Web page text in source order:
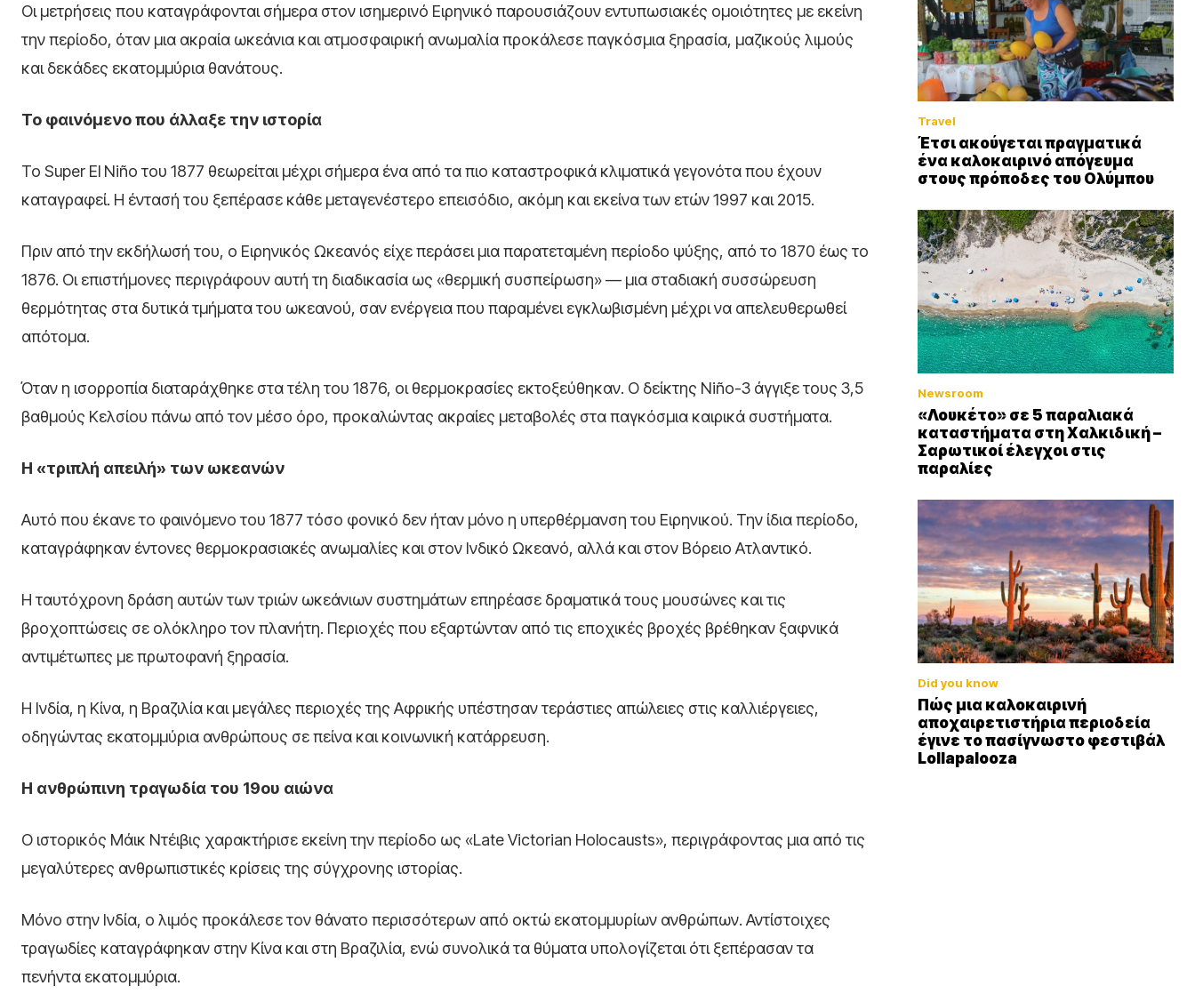
Οι μετρήσεις που καταγράφονται σήμερα στον ισημερινό Ειρηνικό παρουσιάζουν εντυπωσιακές ομοιότητες με εκείνη
την περίοδο, όταν μια ακραία ωκεάνια και ατμοσφαιρική ανωμαλία προκάλεσε παγκόσμια ξηρασία, μαζικούς λιμούς
και δεκάδες εκατομμύρια θανάτους.
Το φαινόμενο που άλλαξε την ιστορία
Το Super El Niño του 1877 θεωρείται μέχρι σήμερα ένα από τα πιο καταστροφικά κλιματικά γεγονότα που έχουν
καταγραφεί. Η έντασή του ξεπέρασε κάθε μεταγενέστερο επεισόδιο, ακόμη και εκείνα των ετών 1997 και 2015.
Πριν από την εκδήλωσή του, ο Ειρηνικός Ωκεανός είχε περάσει μια παρατεταμένη περίοδο ψύξης, από το 1870 έως το
1876. Οι επιστήμονες περιγράφουν αυτή τη διαδικασία ως «θερμική συσπείρωση» — μια σταδιακή συσσώρευση
θερμότητας στα δυτικά τμήματα του ωκεανού, σαν ενέργεια που παραμένει εγκλωβισμένη μέχρι να απελευθερωθεί
απότομα.
Όταν η ισορροπία διαταράχθηκε στα τέλη του 1876, οι θερμοκρασίες εκτοξεύθηκαν. Ο δείκτης Niño-3 άγγιξε τους 3,5
βαθμούς Κελσίου πάνω από τον μέσο όρο, προκαλώντας ακραίες μεταβολές στα παγκόσμια καιρικά συστήματα.
Η «τριπλή απειλή» των ωκεανών
Αυτό που έκανε το φαινόμενο του 1877 τόσο φονικό δεν ήταν μόνο η υπερθέρμανση του Ειρηνικού. Την ίδια περίοδο,
καταγράφηκαν έντονες θερμοκρασιακές ανωμαλίες και στον Ινδικό Ωκεανό, αλλά και στον Βόρειο Ατλαντικό.
Η ταυτόχρονη δράση αυτών των τριών ωκεάνιων συστημάτων επηρέασε δραματικά τους μουσώνες και τις
βροχοπτώσεις σε ολόκληρο τον πλανήτη. Περιοχές που εξαρτώνταν από τις εποχικές βροχές βρέθηκαν ξαφνικά
αντιμέτωπες με πρωτοφανή ξηρασία.
Η Ινδία, η Κίνα, η Βραζιλία και μεγάλες περιοχές της Αφρικής υπέστησαν τεράστιες απώλειες στις καλλιέργειες,
οδηγώντας εκατομμύρια ανθρώπους σε πείνα και κοινωνική κατάρρευση.
Η ανθρώπινη τραγωδία του 19ου αιώνα
Ο ιστορικός Μάικ Ντέιβις χαρακτήρισε εκείνη την περίοδο ως «Late Victorian Holocausts», περιγράφοντας μια από τις
μεγαλύτερες ανθρωπιστικές κρίσεις της σύγχρονης ιστορίας.
Μόνο στην Ινδία, ο λιμός προκάλεσε τον θάνατο περισσότερων από οκτώ εκατομμυρίων ανθρώπων. Αντίστοιχες
τραγωδίες καταγράφηκαν στην Κίνα και στη Βραζιλία, ενώ συνολικά τα θύματα υπολογίζεται ότι ξεπέρασαν τα
πενήντα εκατομμύρια.
Travel
Έτσι ακούγεται πραγματικά
ένα καλοκαιρινό απόγευμα
στους πρόποδες του Ολύμπου
Newsroom
«Λουκέτο» σε 5 παραλιακά
καταστήματα στη Χαλκιδική –
Σαρωτικοί έλεγχοι στις
παραλίες
Did you know
Πώς μια καλοκαιρινή
αποχαιρετιστήρια περιοδεία
έγινε το πασίγνωστο φεστιβάλ
Lollapalooza